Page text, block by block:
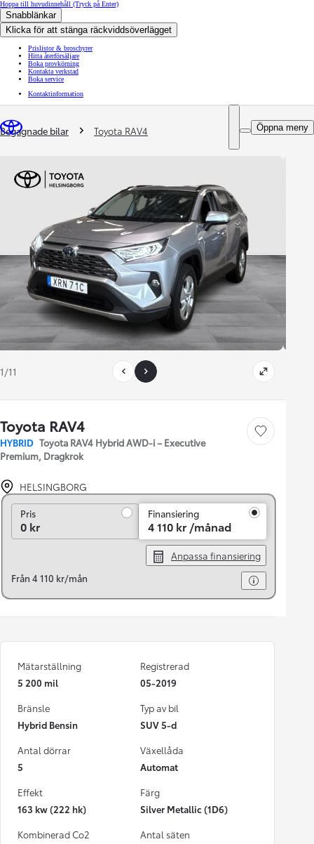
Hoppa till huvudinnehåll (Tryck på Enter)
Snabblänkar
Klicka för att stänga räckviddsöverlägget
Prislistor & broschyrer
Hitta återförsäljare
Boka provkörning
Kontakta verkstad
Boka service
Kontaktinformation
Öppna meny
You are here
Begagnade bilar Toyota RAV4
1/11
Toyota RAV4
HYBRID Toyota RAV4 Hybrid AWD-i – Executive
Premium, Dragkrok
Save car
HELSINGBORG
PrisPris
0 kr
Finansiering
4 110 kr /månad
Anpassa finansiering
Från 4 110 kr/mån
Mätarställning
5 200 mil
Registrerad
05-2019
Bränsle
Hybrid Bensin
Typ av bil
SUV 5-d
Antal dörrar
5
Växellåda
Automat
Effekt
163 kw (222 hk)
Färg
Silver Metallic (1D6)
Kombinerad Co2
Antal säten